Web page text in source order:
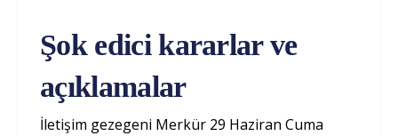
Şok edici kararlar ve
açıklamalar
İletişim gezegeni Merkür 29 Haziran Cuma